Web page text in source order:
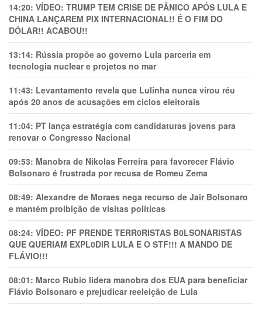
14:20: VÍDEO: TRUMP TEM CRlSE DE PÂNlCO APÓS LULA E
CHINA LANÇAREM PIX INTERNACIONAL!! É O FIM DO
DÓLAR!! ACABOU!!
13:14: Rússia propõe ao governo Lula parceria em
tecnologia nuclear e projetos no mar
11:43: Levantamento revela que Lulinha nunca virou réu
após 20 anos de acusações em ciclos eleitorais
11:04: PT lança estratégia com candidaturas jovens para
renovar o Congresso Nacional
09:53: Manobra de Nikolas Ferreira para favorecer Flávio
Bolsonaro é frustrada por recusa de Romeu Zema
08:49: Alexandre de Moraes nega recurso de Jair Bolsonaro
e mantém proibição de visitas políticas
08:24: VÍDEO: PF PRENDE TERR0RlSTAS B0LSONARlSTAS
QUE QUERIAM EXPL0DlR LULA E O STF!!! A MANDO DE
FLÁVIO!!!
08:01: Marco Rubio lidera manobra dos EUA para beneficiar
Flávio Bolsonaro e prejudicar reeleição de Lula